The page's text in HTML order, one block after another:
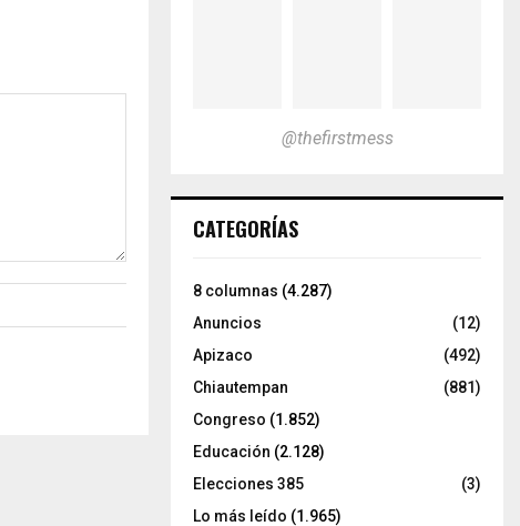
@thefirstmess
CATEGORÍAS
8 columnas (4.287)
Anuncios
(12)
Apizaco
(492)
Chiautempan
(881)
Congreso (1.852)
Educación (2.128)
Elecciones 385
(3)
Lo más leído (1.965)